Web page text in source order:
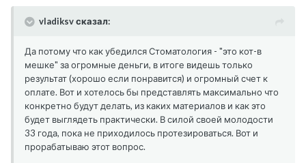
vladiksv сказал:
Да потому что как убедился Стоматология - "это кот-в
мешке" за огромные деньги, в итоге видешь только
результат (хорошо если понравится) и огромный счет к
оплате. Вот и хотелось бы представлять максимально что
конкретно будут делать, из каких материалов и как это
будет выглядеть практически. В силой своей молодости
33 года, пока не приходилось протезироваться. Вот и
прорабатываю этот вопрос.